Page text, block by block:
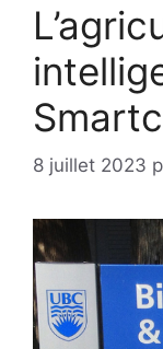
8 juillet 2023